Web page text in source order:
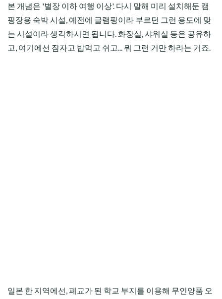
본 개념은 '별장 이하 여행 이상'. 다시 말해 미리 설치해둔 캠
핑장용 숙박 시설, 예전에 글램핑이라 부르던 그런 용도에 맞
는 시설이라 생각하시면 됩니다. 화장실, 샤워실 등은 공유하
고, 여기에선 잠자고 밥먹고 쉬고... 뭐 그런 거만 하라는 거죠.
일본 한 지역에선, 폐교가 된 학교 부지를 이용해 무인양품 오